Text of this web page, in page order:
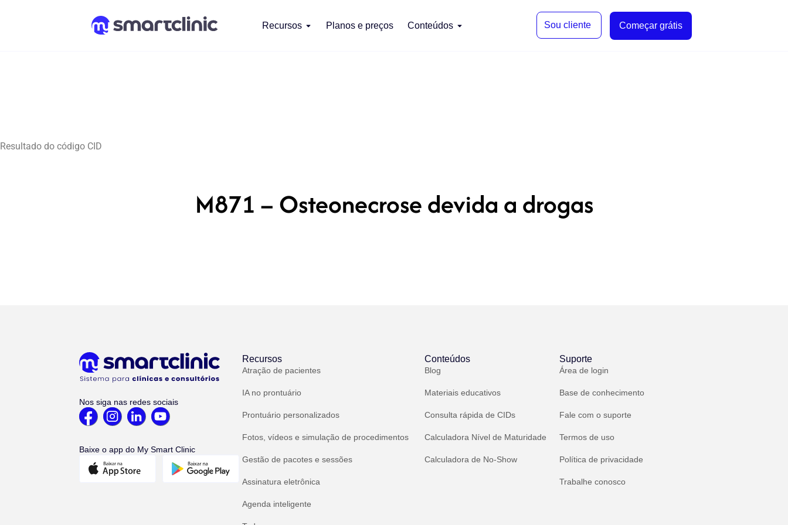
Recursos Planos e preços Conteúdos Sou cliente Começar grátis
Resultado do código CID
M871 – Osteonecrose devida a drogas
Nos siga nas redes sociais
Baixe o app do My Smart Clinic
Recursos
Atração de pacientes
IA no prontuário
Prontuário personalizados
Fotos, vídeos e simulação de procedimentos
Gestão de pacotes e sessões
Assinatura eletrônica
Agenda inteligente
Conteúdos
Blog
Materiais educativos
Consulta rápida de CIDs
Calculadora Nível de Maturidade
Calculadora de No-Show
Suporte
Área de login
Base de conhecimento
Fale com o suporte
Termos de uso
Política de privacidade
Trabalhe conosco